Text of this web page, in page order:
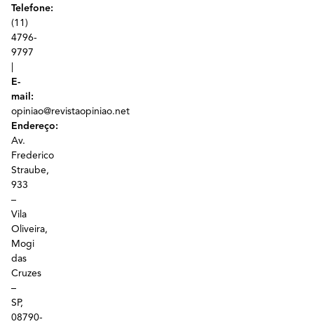
Telefone:
(11)
4796-
9797
E-
mail:
opiniao@revistaopiniao.net
Endereço:
Av.
Frederico
Straube,
933
–
Vila
Oliveira,
Mogi
das
Cruzes
–
SP,
08790-